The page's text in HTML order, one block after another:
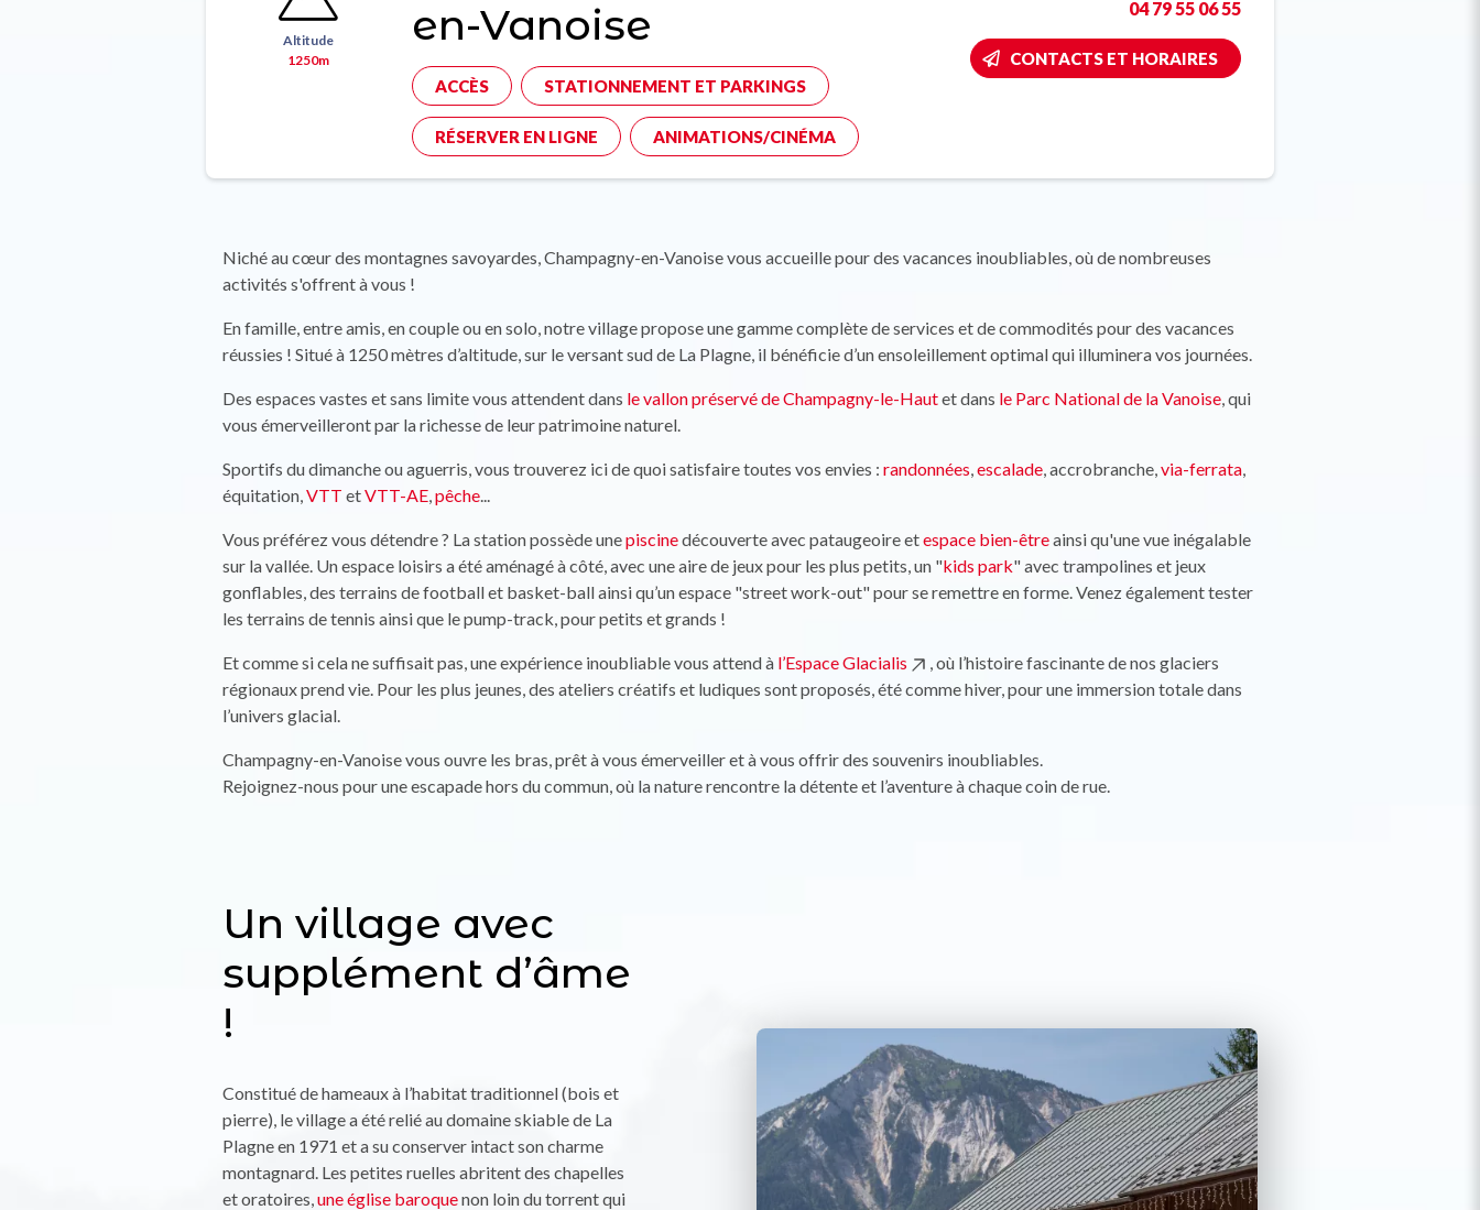
Altitude
1250m
en-Vanoise
ACCÈS STATIONNEMENT ET PARKINGS
RÉSERVER EN LIGNE ANIMATIONS/CINÉMA
04 79 55 06 55
CONTACTS ET HORAIRES
Niché au cœur des montagnes savoyardes, Champagny-en-Vanoise vous accueille pour des vacances inoubliables, où de nombreuses
activités s'offrent à vous !
En famille, entre amis, en couple ou en solo, notre village propose une gamme complète de services et de commodités pour des vacances
réussies ! Situé à 1250 mètres d’altitude, sur le versant sud de La Plagne, il bénéficie d’un ensoleillement optimal qui illuminera vos journées.
Des espaces vastes et sans limite vous attendent dans le vallon préservé de Champagny-le-Hautet dans le Parc National de la Vanoise, qui
vous émerveilleront par la richesse de leur patrimoine naturel.
Sportifs du dimanche ou aguerris, vous trouverez ici de quoi satisfaire toutes vos envies : randonnées,escalade, accrobranche,via-ferrata,
équitation,VTT etVTT-AE,pêche...
Vous préférez vous détendre ? La station possède unepiscinedécouverte avec pataugeoire etespace bien-êtreainsi qu'une vue inégalable
sur la vallée. Un espace loisirs a été aménagé à côté, avec une aire de jeux pour les plus petits, un "kids park" avec trampolines et jeux
gonflables, des terrains de football et basket-ball ainsi qu’un espace "street work-out" pour se remettre en forme. Venez également tester
les terrains de tennis ainsi que le pump-track, pour petits et grands !
Et comme si cela ne suffisait pas, une expérience inoubliable vous attend à l’Espace Glacialis
, où l’histoire fascinante de nos glaciers
régionaux prend vie. Pour les plus jeunes, des ateliers créatifs et ludiques sont proposés, été comme hiver, pour une immersion totale dans
l’univers glacial.
Champagny-en-Vanoise vous ouvre les bras, prêt à vous émerveiller et à vous offrir des souvenirs inoubliables.
Rejoignez-nous pour une escapade hors du commun, où la nature rencontre la détente et l’aventure à chaque coin de rue.
Un village avec
supplément d’âme
!
Constitué de hameaux à l’habitat traditionnel (bois et
pierre), le village a été relié au domaine skiable de La
Plagne en 1971 et a su conserver intact son charme
montagnard. Les petites ruelles abritent des chapelles
et oratoires,une église baroquenon loin du torrent qui